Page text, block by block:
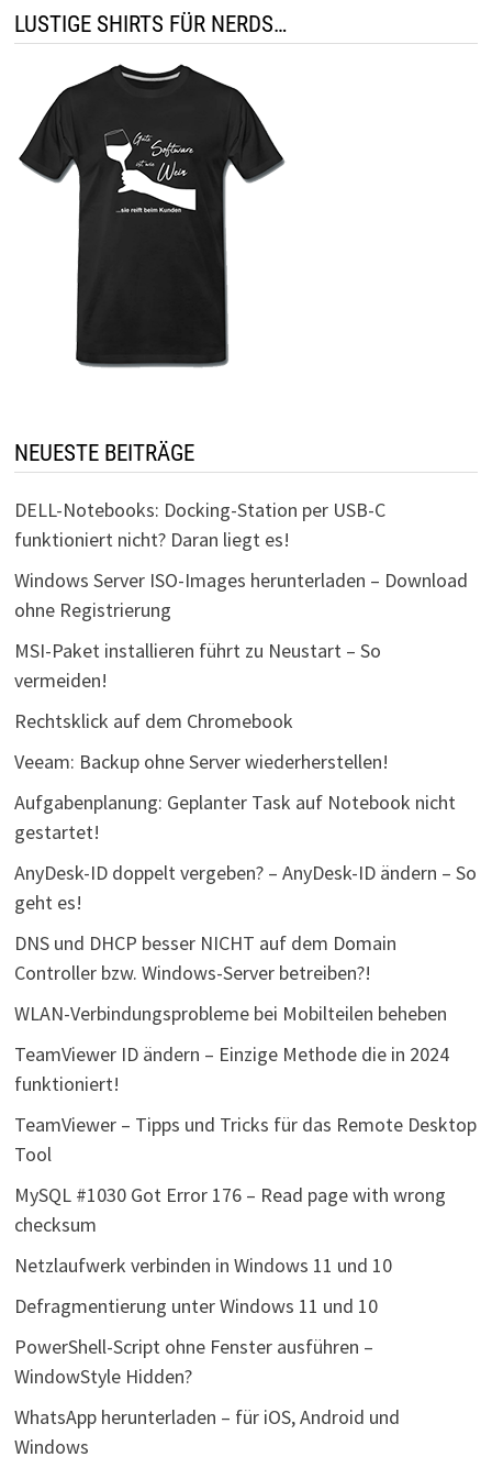
LUSTIGE SHIRTS FÜR NERDS…
NEUESTE BEITRÄGE
DELL-Notebooks: Docking-Station per USB-C
funktioniert nicht? Daran liegt es!
Windows Server ISO-Images herunterladen – Download
ohne Registrierung
MSI-Paket installieren führt zu Neustart – So
vermeiden!
Rechtsklick auf dem Chromebook
Veeam: Backup ohne Server wiederherstellen!
Aufgabenplanung: Geplanter Task auf Notebook nicht
gestartet!
AnyDesk-ID doppelt vergeben? – AnyDesk-ID ändern – So
geht es!
DNS und DHCP besser NICHT auf dem Domain
Controller bzw. Windows-Server betreiben?!
WLAN-Verbindungsprobleme bei Mobilteilen beheben
TeamViewer ID ändern – Einzige Methode die in 2024
funktioniert!
TeamViewer – Tipps und Tricks für das Remote Desktop
Tool
MySQL #1030 Got Error 176 – Read page with wrong
checksum
Netzlaufwerk verbinden in Windows 11 und 10
Defragmentierung unter Windows 11 und 10
PowerShell-Script ohne Fenster ausführen –
WindowStyle Hidden?
WhatsApp herunterladen – für iOS, Android und
Windows